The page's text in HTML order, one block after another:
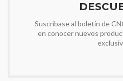
Suscríbase al boletín de
en conocer nuevos